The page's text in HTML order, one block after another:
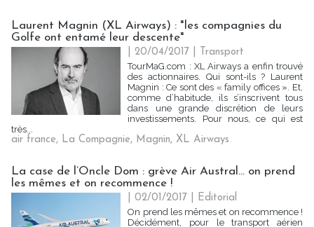
Laurent Magnin (XL Airways) : "les compagnies du
Golfe ont entamé leur descente"
| 20/04/2017
Transport
TourMaG.com : XL Airways a enfin trouvé
des actionnaires. Qui sont-ils ? Laurent
Magnin : Ce sont des « family offices ». Et,
comme d’habitude, ils s’inscrivent tous
dans une grande discrétion de leurs
investissements. Pour nous, ce qui est
très...
air france, La Compagnie, Magnin, XL Airways
La case de l’Oncle Dom : grève Air Austral... on prend
les mêmes et on recommence !
| 02/01/2017
Editorial
On prend les mêmes et on recommence !
Décidément, pour le transport aérien